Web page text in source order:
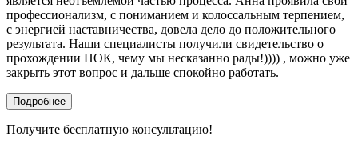
профессионализм, с пониманием и колоссальным терпением,
с энергией наставничества, довела дело до положительного
результата. Наши специалисты получили свидетельство о
прохождении НОК, чему мы несказанно рады!)))) , можно уже
закрыть этот вопрос и дальше спокойно работать.
Подробнее
Получите бесплатную консультацию!